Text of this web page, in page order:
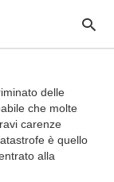
delle
che molte
carenze
è quello
alla